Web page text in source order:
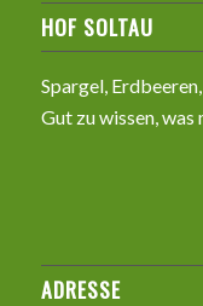
HOF SOLTAU
Spargel,
Gut zu wissen, was
ADRESSE